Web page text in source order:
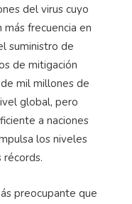
del virus cuyo
frecuencia en
suministro de
de mitigación
mil millones de
global, pero
a naciones
los niveles
récords.
preocupante que